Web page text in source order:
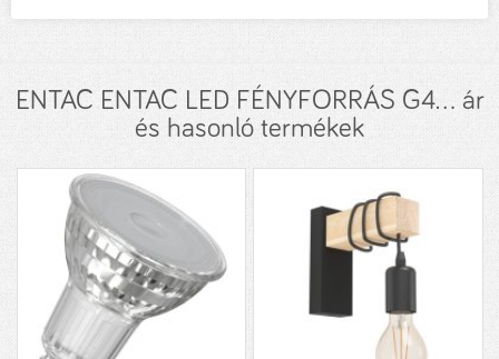
ENTAC ENTAC LED FÉNYFORRÁS G4... ár
és hasonló termékek